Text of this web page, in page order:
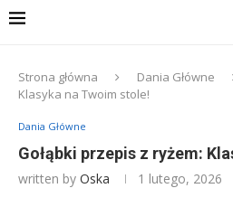
Strona główna Dania Główne
Klasyka na Twoim stole!
Dania Główne
Gołąbki przepis z ryżem:
written by Oska 1 lutego, 2026